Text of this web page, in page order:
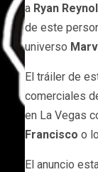
a Ryan
de este
universo
El tráiler de
comerciales
en La Vegas
Francisco o
El anuncio